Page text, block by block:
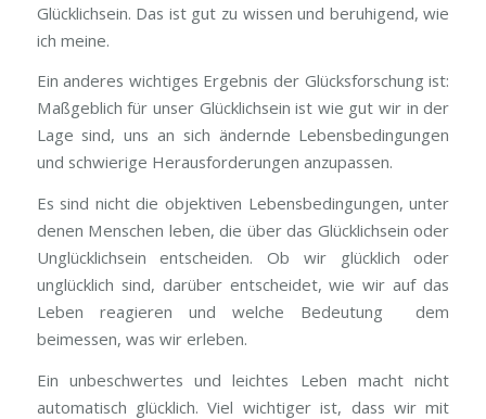
Glücklichsein. Das ist gut zu wissen und beruhigend, wie
ich meine.
Ein anderes wichtiges Ergebnis der Glücksforschung ist:
Maßgeblich für unser Glücklichsein ist wie gut wir in der
Lage sind, uns an sich ändernde Lebensbedingungen
und schwierige Herausforderungen anzupassen.
Es sind nicht die objektiven Lebensbedingungen, unter
denen Menschen leben, die über das Glücklichsein oder
Unglücklichsein entscheiden. Ob wir glücklich oder
unglücklich sind, darüber entscheidet, wie wir auf das
Leben reagieren und welche Bedeutung dem
beimessen, was wir erleben.
Ein unbeschwertes und leichtes Leben macht nicht
automatisch glücklich. Viel wichtiger ist, dass wir mit